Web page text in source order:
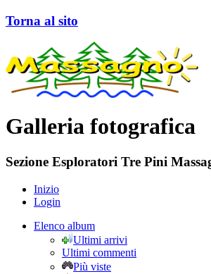
Torna al sito
Galleria fotografica
Sezione Esploratori Tre Pini
Inizio
Login
Elenco album
Ultimi arrivi
Ultimi commenti
Più viste